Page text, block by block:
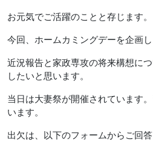
お元気でご活躍のことと存じます。
今回、ホームカミングデーを企画し
近況報告と家政専攻の将来構想に
したいと思います。
当日は大妻祭が開催されています
います。
出欠は、以下のフォームからご回答